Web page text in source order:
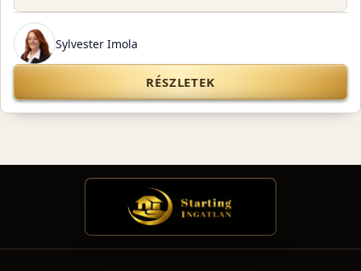
Sylvester Imola
RÉSZLETEK